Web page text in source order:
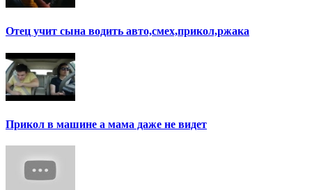
Отец учит сына водить авто,смех,прикол,ржака
Прикол в машине а мама даже не видет